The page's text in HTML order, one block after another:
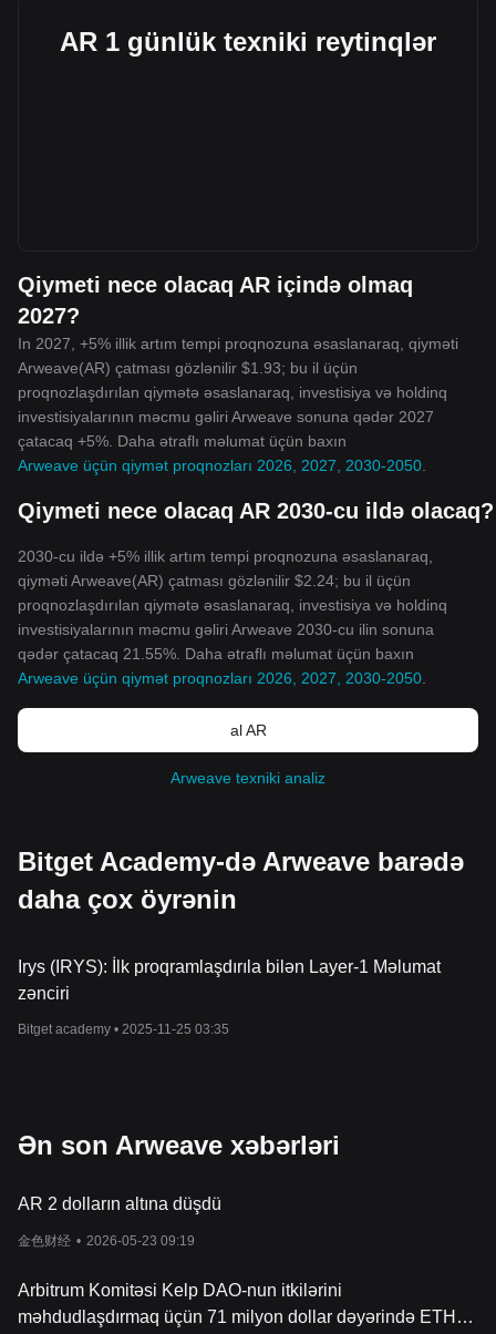
AR 1 günlük texniki reytinqlər
Qiymeti nece olacaq AR içində olmaq
2027?
In 2027, +5% illik artım tempi proqnozuna əsaslanaraq, qiyməti
Arweave(AR) çatması gözlənilir $1.93; bu il üçün
proqnozlaşdırılan qiymətə əsaslanaraq, investisiya və holdinq
investisiyalarının məcmu gəliri Arweave sonuna qədər 2027
çatacaq +5%. Daha ətraflı məlumat üçün baxın
Arweave üçün qiymət proqnozları 2026, 2027, 2030-2050
Qiymeti nece olacaq AR 2030-cu ildə olacaq?
2030-cu ildə +5% illik artım tempi proqnozuna əsaslanaraq,
qiyməti Arweave(AR) çatması gözlənilir $2.24; bu il üçün
proqnozlaşdırılan qiymətə əsaslanaraq, investisiya və holdinq
investisiyalarının məcmu gəliri Arweave 2030-cu ilin sonuna
qədər çatacaq 21.55%. Daha ətraflı məlumat üçün baxın
Arweave üçün qiymət proqnozları 2026, 2027, 2030-2050
al AR
Arweave texniki analiz
Bitget Academy-də Arweave barədə
daha çox öyrənin
Irys (IRYS): İlk proqramlaşdırıla bilən Layer-1 Məlumat
zənciri
Bitget academy • 2025-11-25 03:35
Ən son Arweave xəbərləri
AR 2 dolların altına düşdü
金色财经 • 2026-05-23 09:19
Arbitrum Komitəsi Kelp DAO-nun itkilərini
məhdudlaşdırmaq üçün 71 milyon dollar dəyərində ETH-